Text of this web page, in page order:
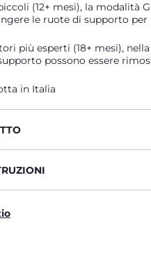
(12+ mesi), la modalità
le ruote di supporto
più esperti (18+ mesi),
possono essere
in Italia